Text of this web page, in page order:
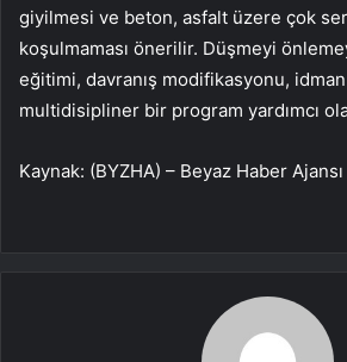
giyilmesi ve beton, asfalt üzere çok
koşulmaması önerilir. Düşmeyi
eğitimi, davranış modifikasyonu, idman
multidisipliner bir program yardımcı
Kaynak: (BYZHA) – Beyaz Haber Ajansı